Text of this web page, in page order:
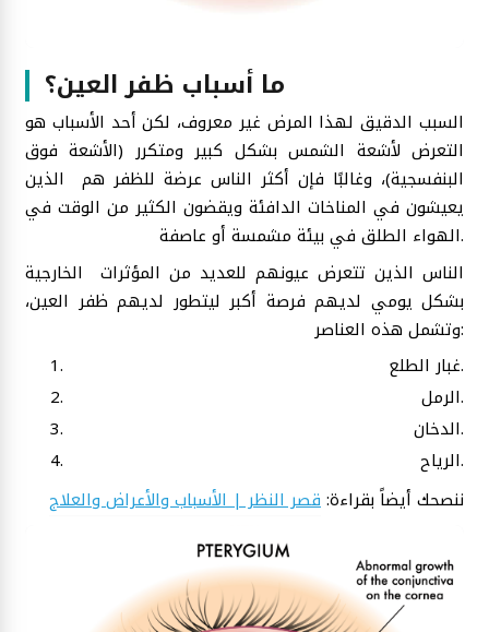
ما أسباب ظفر العين؟
السبب الدقيق لهذا المرض غير معروف، لكن أحد الأسباب هو
التعرض لأشعة الشمس بشكل كبير ومتكرر (الأشعة فوق
البنفسجية)، وغالبًا فإن أكثر الناس عرضة للظفر هم الذين
يعيشون في المناخات الدافئة ويقضون الكثير من الوقت في
الهواء الطلق في بيئة مشمسة أو عاصفة.
الناس الذين تتعرض عيونهم للعديد من المؤثرات الخارجية
بشكل يومي لديهم فرصة أكبر ليتطور لديهم ظفر العين،
وتشمل هذه العناصر:
غبار الطلع.
الرمل.
الدخان.
الرياح.
ننصحك أيضاً بقراءة:قصر النظر | الأسباب والأعراض والعلاج